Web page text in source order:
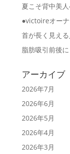
夏こそ背中美
●victoireオー
首が長く見え
脂肪吸引前後
アーカイブ
2026年7月
2026年6月
2026年5月
2026年4月
2026年3月